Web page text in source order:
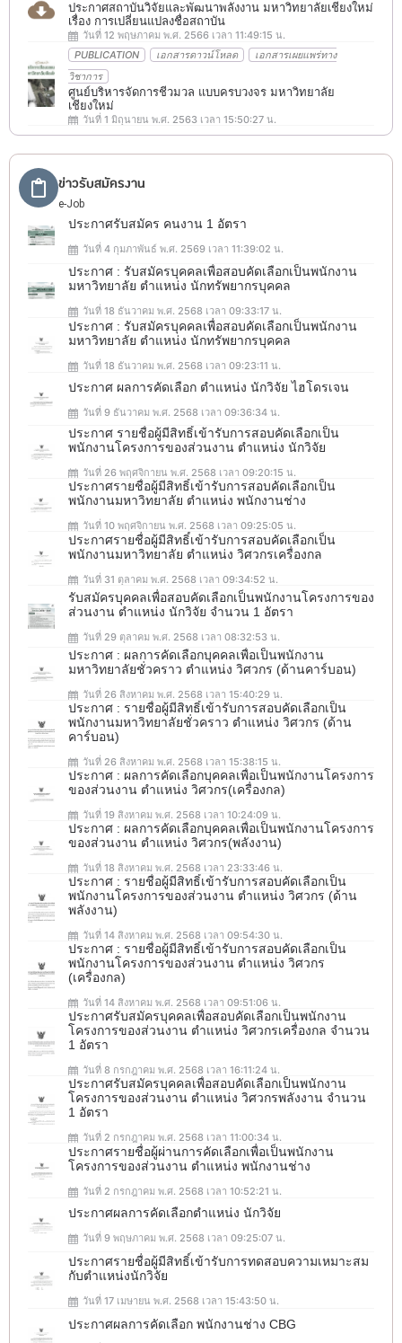
ประกาศสถาบันวิจัยและพัฒนาพลังงาน มหาวิทยาลัยเชียงใหม่
เรื่อง การเปลี่ยนแปลงชื่อสถาบัน
วันที่ 12 พฤษภาคม พ.ศ. 2566 เวลา 11:49:15 น.
PUBLICATION
เอกสารดาวน์โหลด
เอกสารเผยแพร่ทาง
วิชาการ
ศูนย์บริหารจัดการชีวมวล แบบครบวงจร มหาวิทยาลัย
เชียงใหม่
วันที่ 1 มิถุนายน พ.ศ. 2563 เวลา 15:50:27 น.
ข่าวรับสมัครงาน
e-Job
ประกาศรับสมัคร คนงาน 1 อัตรา
วันที่ 4 กุมภาพันธ์ พ.ศ. 2569 เวลา 11:39:02 น.
ประกาศ : รับสมัครบุคคลเพื่อสอบคัดเลือกเป็นพนักงาน
มหาวิทยาลัย ตำแหน่ง นักทรัพยากรบุคคล
วันที่ 18 ธันวาคม พ.ศ. 2568 เวลา 09:33:17 น.
ประกาศ : รับสมัครบุคคลเพื่อสอบคัดเลือกเป็นพนักงาน
มหาวิทยาลัย ตำแหน่ง นักทรัพยากรบุคคล
วันที่ 18 ธันวาคม พ.ศ. 2568 เวลา 09:23:11 น.
ประกาศ ผลการคัดเลือก ตำแหน่ง นักวิจัย ไฮโดรเจน
วันที่ 9 ธันวาคม พ.ศ. 2568 เวลา 09:36:34 น.
ประกาศ รายชื่อผู้มีสิทธิ์เข้ารับการสอบคัดเลือกเป็น
พนักงานโครงการของส่วนงาน ตำแหน่ง นักวิจัย
วันที่ 26 พฤศจิกายน พ.ศ. 2568 เวลา 09:20:15 น.
ประกาศรายชื่อผู้มีสิทธิ์เข้ารับการสอบคัดเลือกเป็น
พนักงานมหาวิทยาลัย ตำแหน่ง พนักงานช่าง
วันที่ 10 พฤศจิกายน พ.ศ. 2568 เวลา 09:25:05 น.
ประกาศรายชื่อผู้มีสิทธิ์เข้ารับการสอบคัดเลือกเป็น
พนักงานมหาวิทยาลัย ตำแหน่ง วิศวกรเครื่องกล
วันที่ 31 ตุลาคม พ.ศ. 2568 เวลา 09:34:52 น.
รับสมัครบุคคลเพื่อสอบคัดเลือกเป็นพนักงานโครงการของ
ส่วนงาน ตำแหน่ง นักวิจัย จำนวน 1 อัตรา
วันที่ 29 ตุลาคม พ.ศ. 2568 เวลา 08:32:53 น.
ประกาศ : ผลการคัดเลือกบุคคลเพื่อเป็นพนักงาน
มหาวิทยาลัยชั่วคราว ตำแหน่ง วิศวกร (ด้านคาร์บอน)
วันที่ 26 สิงหาคม พ.ศ. 2568 เวลา 15:40:29 น.
ประกาศ : รายชื่อผู้มีสิทธิ์เข้ารับการสอบคัดเลือกเป็น
พนักงานมหาวิทยาลัยชั่วคราว ตำแหน่ง วิศวกร (ด้าน
คาร์บอน)
วันที่ 26 สิงหาคม พ.ศ. 2568 เวลา 15:38:15 น.
ประกาศ : ผลการคัดเลือกบุคคลเพื่อเป็นพนักงานโครงการ
ของส่วนงาน ตำแหน่ง วิศวกร(เครื่องกล)
วันที่ 19 สิงหาคม พ.ศ. 2568 เวลา 10:24:09 น.
ประกาศ : ผลการคัดเลือกบุคคลเพื่อเป็นพนักงานโครงการ
ของส่วนงาน ตำแหน่ง วิศวกร(พลังงาน)
วันที่ 18 สิงหาคม พ.ศ. 2568 เวลา 23:33:46 น.
ประกาศ : รายชื่อผู้มีสิทธิ์เข้ารับการสอบคัดเลือกเป็น
พนักงานโครงการของส่วนงาน ตำแหน่ง วิศวกร (ด้าน
พลังงาน)
วันที่ 14 สิงหาคม พ.ศ. 2568 เวลา 09:54:30 น.
ประกาศ : รายชื่อผู้มีสิทธิ์เข้ารับการสอบคัดเลือกเป็น
พนักงานโครงการของส่วนงาน ตำแหน่ง วิศวกร
(เครื่องกล)
วันที่ 14 สิงหาคม พ.ศ. 2568 เวลา 09:51:06 น.
ประกาศรับสมัครบุคคลเพื่อสอบคัดเลือกเป็นพนักงาน
โครงการของส่วนงาน ตำแหน่ง วิศวกรเครื่องกล จำนวน
1 อัตรา
วันที่ 8 กรกฎาคม พ.ศ. 2568 เวลา 16:11:24 น.
ประกาศรับสมัครบุคคลเพื่อสอบคัดเลือกเป็นพนักงาน
โครงการของส่วนงาน ตำแหน่ง วิศวกรพลังงาน จำนวน
1 อัตรา
วันที่ 2 กรกฎาคม พ.ศ. 2568 เวลา 11:00:34 น.
ประกาศรายชื่อผู้ผ่านการคัดเลือกเพื่อเป็นพนักงาน
โครงการของส่วนงาน ตำแหน่ง พนักงานช่าง
วันที่ 2 กรกฎาคม พ.ศ. 2568 เวลา 10:52:21 น.
ประกาศผลการคัดเลือกตำแหน่ง นักวิจัย
วันที่ 9 พฤษภาคม พ.ศ. 2568 เวลา 09:25:07 น.
ประกาศรายชื่อผู้มีสิทธิ์เข้ารับการทดสอบความเหมาะสม
กับตำแหน่งนักวิจัย
วันที่ 17 เมษายน พ.ศ. 2568 เวลา 15:43:50 น.
ประกาศผลการคัดเลือก พนักงานช่าง CBG